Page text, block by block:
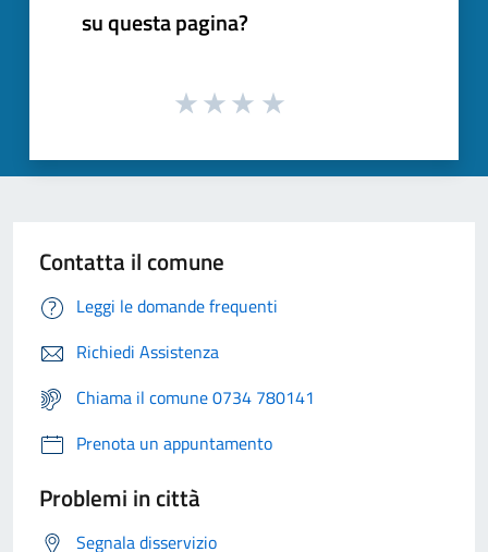
su questa pagina?
Contatta il comune
Leggi le domande frequenti
Richiedi Assistenza
Chiama il comune 0734 780141
Prenota un appuntamento
Problemi in città
Segnala disservizio